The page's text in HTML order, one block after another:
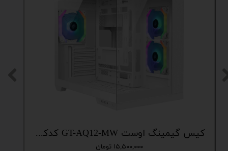
کیس گیمینگ اوست GT-AQ12-MW کدکالا 5628
۱۵,۵۰۰,۰۰۰ تومان